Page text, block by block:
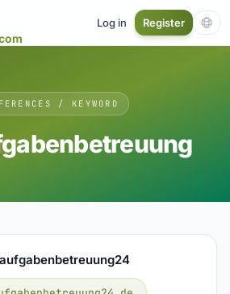
Log in Register
/ KEYWORD